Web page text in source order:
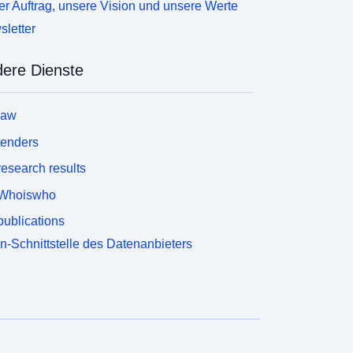
Auftrag, unsere Vision und unsere Werte
Dienste
results
Schnittstelle des Datenanbieters